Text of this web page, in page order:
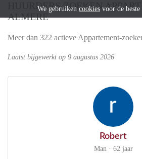
HUURDERS ZOEKEN
ALMERE
Meer dan 322 actieve Appartement-
Laatst bijgewerkt op 9 augustus 2026
Robert
Man · 62 jaar
We gebruiken cookies voor de beste